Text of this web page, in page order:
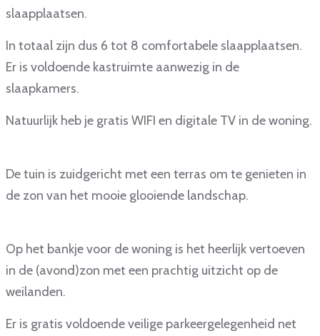
slaapplaatsen.
In totaal zijn dus 6 tot 8 comfortabele slaapplaatsen.
Er is voldoende kastruimte aanwezig in de
slaapkamers.
Natuurlijk heb je gratis WIFI en digitale TV in de woning.
De tuin is zuidgericht met een terras om te genieten in
de zon van het mooie glooiende landschap.
Op het bankje voor de woning is het heerlijk vertoeven
in de (avond)zon met een prachtig uitzicht op de
weilanden.
Er is gratis voldoende veilige parkeergelegenheid net